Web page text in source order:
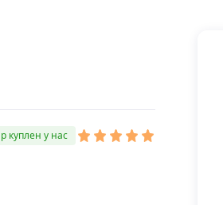
куплен у нас